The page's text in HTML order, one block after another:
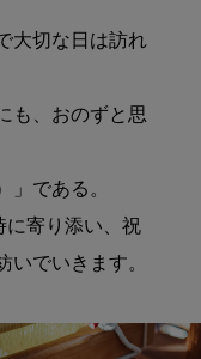
大切な日は訪れ
も、おのずと思
」である。
に寄り添い、祝
いでいきます。